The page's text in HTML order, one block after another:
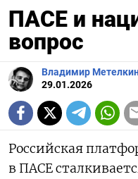
ПАСЕ и
вопрос
Владимир
29.01.2026
Российская
в ПАСЕ